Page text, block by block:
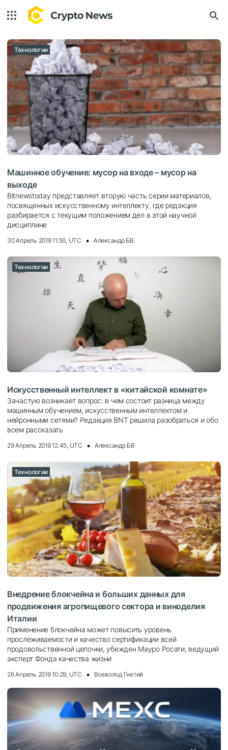
Технологии
Машинное обучение: мусор на входе – мусор на
выходе
Bitnewstoday представляет вторую часть серии материалов,
посвященных искусственному интеллекту, где редакция
разбирается с текущим положением дел в этой научной
дисциплине
30 Апрель 2019 11:50, UTC Александр БВ
Технологии
Искусственный интеллект в «китайской комнате»
Зачастую возникает вопрос: в чем состоит разница между
машинным обучением, искусственным интеллектом и
нейронными сетями? Редакция BNT решила разобраться и обо
всем рассказать
29 Апрель 2019 12:45, UTC Александр БВ
Технологии
Внедрение блокчейна и больших данных для
продвижения агропищевого сектора и виноделия
Италии
Применение блокчейна может повысить уровень
прослеживаемости и качество сертификации всей
продовольственной цепочки, убежден Мауро Росати, ведущий
эксперт Фонда качества жизни
26 Апрель 2019 10:29, UTC Всеволод Гнетий